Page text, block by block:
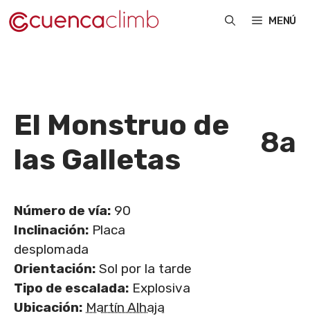
Saltar
al
MENÚ
El Monstruo de
las Galletas
8a
Número de vía: 90
Inclinación: Placa
desplomada
Orientación: Sol por la tarde
Tipo de escalada: Explosiva
Ubicación: Martín Alhaja